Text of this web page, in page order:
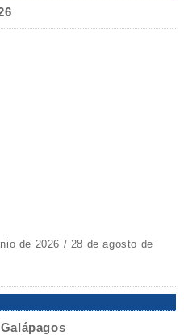
de 2026 / 28 de agosto de